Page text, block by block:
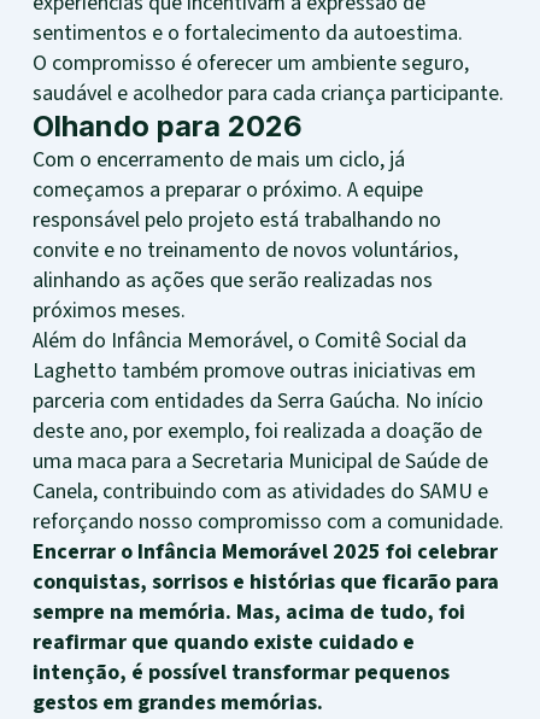
sentimentos e o fortalecimento da autoestima.
O compromisso é oferecer um ambiente seguro,
saudável e acolhedor para cada criança participante.
Olhando para 2026
Com o encerramento de mais um ciclo, já
começamos a preparar o próximo. A equipe
responsável pelo projeto está trabalhando no
convite e no treinamento de novos voluntários,
alinhando as ações que serão realizadas nos
próximos meses.
Além do Infância Memorável, o Comitê Social da
Laghetto também promove outras iniciativas em
parceria com entidades da Serra Gaúcha. No início
deste ano, por exemplo, foi realizada a doação de
uma maca para a Secretaria Municipal de Saúde de
Canela, contribuindo com as atividades do SAMU e
reforçando nosso compromisso com a comunidade.
Encerrar o Infância Memorável 2025 foi celebrar
conquistas, sorrisos e histórias que ficarão para
sempre na memória. Mas, acima de tudo, foi
reafirmar que quando existe cuidado e
intenção, é possível transformar pequenos
gestos em grandes memórias.